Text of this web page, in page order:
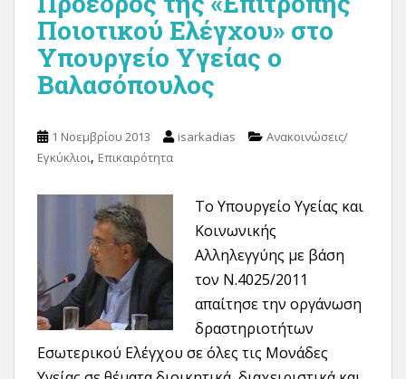
Ποιοτικού Ελέγχου» στο
Υπουργείο Υγείας ο
Βαλασόπουλος
1 Νοεμβρίου 2013 isarkadias
Ανακοινώσεις/
Εγκύκλιοι, Επικαιρότητα
Το Υπουργείο Υγείας και
Κοινωνικής
Αλληλεγγύης με βάση
τον Ν.4025/2011
απαίτησε την οργάνωση
δραστηριοτήτων
Εσωτερικού Ελέγχου σε όλες τις Μονάδες